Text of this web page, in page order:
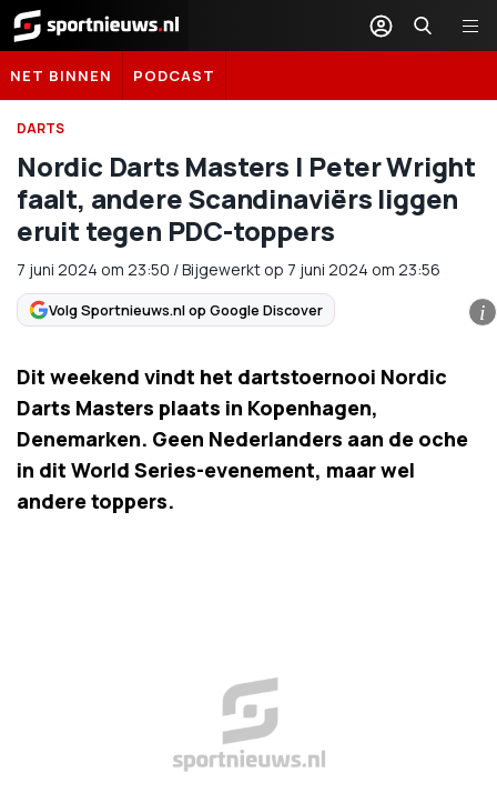
Sportnieuws.nl
NET BINNEN PODCAST
DARTS
Nordic Darts Masters | Peter Wright
faalt, andere Scandinaviërs liggen
eruit tegen PDC-toppers
7 juni 2024 om 23:50 /Bijgewerkt op 7 juni 2024 om 23:56
Volg Sportnieuws.nl op Google Discover i
Dit weekend vindt het dartstoernooi Nordic
Darts Masters plaats in Kopenhagen,
Denemarken. Geen Nederlanders aan de oche
in dit World Series-evenement, maar wel
andere toppers.